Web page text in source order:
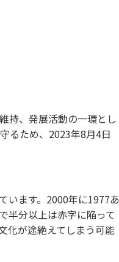
持、発展活動の一環とし
るため、2023年8月4日
います。2000年に1977あ
半分以上は赤字に陥って
化が途絶えてしまう可能